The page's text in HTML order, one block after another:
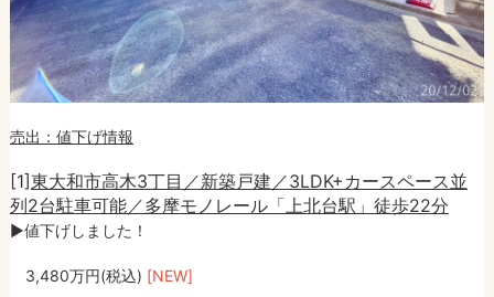
売出：値下げ情報
[1]東大和市高木3丁目／新築戸建／3LDK+カースペース並
列2台駐車可能／多摩モノレール「上北台駅」徒歩22分
►値下げしました！
3,480万円(税込) [NEW]